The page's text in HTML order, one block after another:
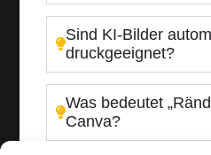
Sind KI-Bilder
druckgeeignet?
Was bedeutet
Canva?